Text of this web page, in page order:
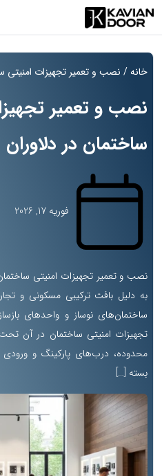
خانه/ نصب و تعمیر تجهیزات امنیتی
نصب و تعمیر
ساختمان در دلاوران
فوریه 17, 2026
نصب و تعمیر تجهیزات امنیتی
به دلیل بافت ترکیبی مسکونی و
ساختمان‌های نوساز و واحدهای
تجهیزات امنیتی ساختمان در آن تحت
محدوده، درب‌های پارکینگ و ورودی
بسته […]